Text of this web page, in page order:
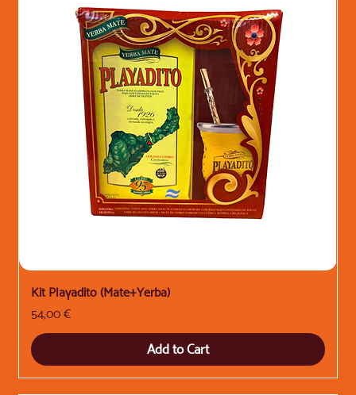
Kit Playadito (Mate+Yerba)
Price
54,00 €
Add to Cart